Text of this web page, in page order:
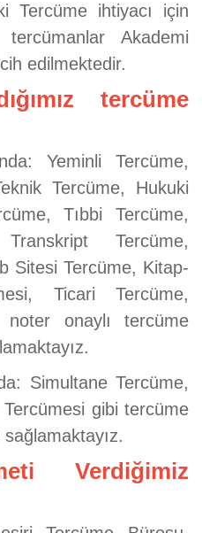
Tercüme ihtiyacı için
Akademi
edilmektedir.
tercüme
Yeminli Tercüme,
Tercüme, Hukuki
Tıbbi Tercüme,
Tercüme,
Sitesi Tercüme, Kitap-
Ticari Tercüme,
noter onaylı tercüme
Simultane Tercüme,
gibi tercüme
Verdiğimiz